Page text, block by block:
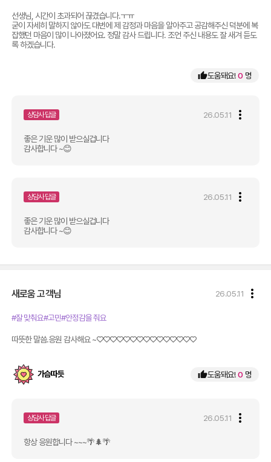
선생님, 시간이 초과되어 끊겼습니다.ㅜㅠ
굳이 자세히 말하지 않아도 대번에 제 감정과 마음을 알아주고 공감해주신 덕분에 복
잡했던 마음이 많이 나아졌어요. 정말 감사 드립니다. 조언 주신 내용도 잘 새겨 듣도
록 하겠습니다.
thumb_up도움돼요! 0 명
상담사 답글 26.05.11 more_vert
좋은 기운 많이 받으실겁니다
감사합니다 ~😊
상담사 답글 26.05.11 more_vert
좋은 기운 많이 받으실겁니다
감사합니다 ~😊
새로움고객님 26.05.11 more_vert
#잘 맞춰요#고민#안정감을 줘요
따뜻한 말씀.응원 감사해요 ~♡♡♡♡♡♡♡♡♡♡♡♡♡♡♡
가슴따듯 thumb_up도움돼요! 0 명
상담사 답글 26.05.11 more_vert
항상 응원합니다 ~~~🌴🌲🌴